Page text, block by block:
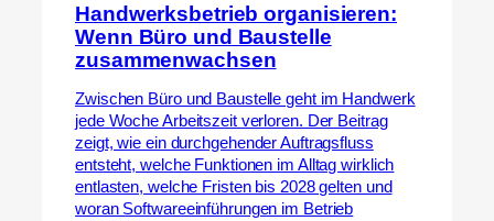
Handwerksbetrieb organisieren:
Wenn Büro und Baustelle
zusammenwachsen
Zwischen Büro und Baustelle geht im Handwerk
jede Woche Arbeitszeit verloren. Der Beitrag
zeigt, wie ein durchgehender Auftragsfluss
entsteht, welche Funktionen im Alltag wirklich
entlasten, welche Fristen bis 2028 gelten und
woran Softwareeinführungen im Betrieb